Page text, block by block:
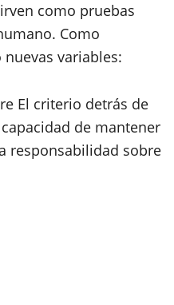
como pruebas
Como
variables:
El criterio detrás de
de mantener
responsabilidad sobre